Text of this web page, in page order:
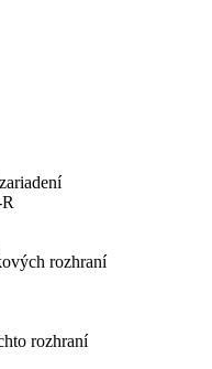
rozhraní
rozhraní